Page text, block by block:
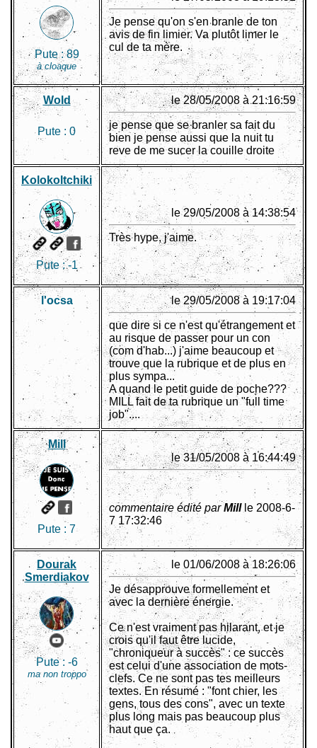
Pute :89
à cloaque
Je pense qu'on s'en branle de ton
avis de fin limier. Va plutôt limer le
cul de ta mère.
Wold
Pute : 0
le 28/05/2008 à 21:16:59
je pense que se branler sa fait du
bien je pense aussi que la nuit tu
reve de me sucer la couille droite
Kolokoltchiki
Pute :-1
le 29/05/2008 à 14:38:54
Très hype, j'aime.
l'ocsa le 29/05/2008 à 19:17:04
que dire si ce n'est qu'étrangement et
au risque de passer pour un con
(com d'hab...) j'aime beaucoup et
trouve que la rubrique et de plus en
plus sympa...
A quand le petit guide de poche???
MILL fait de ta rubrique un "full time
job"....
Mill
Pute : 7
le 31/05/2008 à 16:44:49
commentaire édité parMillle 2008-6-
7 17:32:46
Dourak
Smerdiakov
Pute : -6
ma non troppo
le 01/06/2008 à 18:26:06
Je désapprouve formellement et
avec la dernière énergie.
Ce n'est vraiment pas hilarant, et je
crois qu'il faut être lucide,
"chroniqueur à succès" : ce succès
est celui d'une association de mots-
clefs. Ce ne sont pas tes meilleurs
textes. En résumé : "font chier, les
gens, tous des cons", avec un texte
plus long mais pas beaucoup plus
haut que ça.